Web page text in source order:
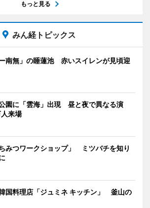
もっと見る
みん経トピックス
南無」の睡蓮池 赤いスイレンが見頃迎
園に「雲海」出現 昼と夜で異なる演
来場
みつワークショップ」 ミツバチを知り
国料理店「ジュミネ キッチン」 釜山の